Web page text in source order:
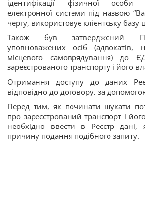
ідентифікації фізичної
електронної системи під назвою
чергу, використовує клієнтську базу
Також був затверджений
уповноважених осіб (адвокатів,
місцевого самоврядування) до
зареєстрованого транспорту і його
Отримання доступу до даних
відповідно до договору, за
Перед тим, як починати шукати
про зареєстрований транспорт і
необхідно ввести в Реєстр дані,
причину подання подібного запиту.